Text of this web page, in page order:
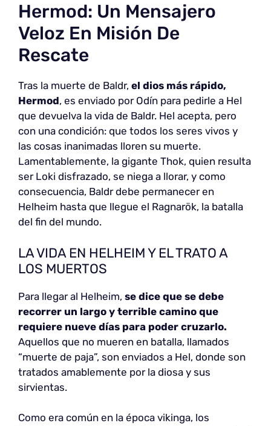
Hermod: Un Mensajero
Veloz En Misión De
Rescate
Tras la muerte de Baldr, el dios más rápido,
Hermod, es enviado por Odín para pedirle a Hel
que devuelva la vida de Baldr. Hel acepta, pero
con una condición: que todos los seres vivos y
las cosas inanimadas lloren su muerte.
Lamentablemente, la gigante Thok, quien resulta
ser Loki disfrazado, se niega a llorar, y como
consecuencia, Baldr debe permanecer en
Helheim hasta que llegue el Ragnarök, la batalla
del fin del mundo.
LA VIDA EN HELHEIM Y EL TRATO A
LOS MUERTOS
Para llegar al Helheim, se dice que se debe
recorrer un largo y terrible camino que
requiere nueve días para poder cruzarlo.
Aquellos que no mueren en batalla, llamados
“muerte de paja”, son enviados a Hel, donde son
tratados amablemente por la diosa y sus
sirvientas.
Como era común en la época vikinga, los